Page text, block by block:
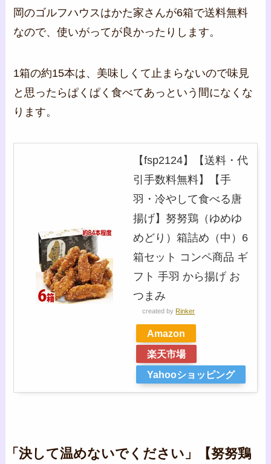
岡のゴルフハウスはかた家さんが6箱で送料無料
なので、使いがってが良かったりします。
1箱の約15本は、美味しくて止まらないので味見
と思ったらぱくぱく食べてあっという間になくな
ります。
【fsp2124】【送料・代
引手数料無料】【手
羽・冷やして食べる唐
揚げ】努努鶏（ゆめゆ
めどり）箱詰め（中）6
箱セット コンペ商品 ギ
フト 手羽 から揚げ お
つまみ
created by Rinker
Amazon
楽天市場
Yahooショッピング
「決して温めないでください」【努努鶏